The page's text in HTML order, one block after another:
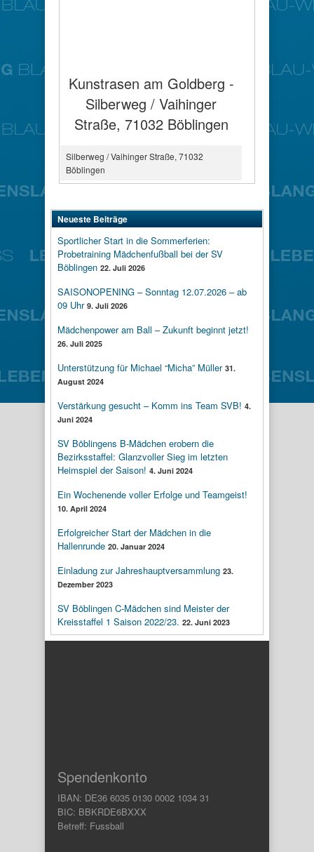
Kunstrasen am Goldberg -
Silberweg / Vaihinger
Straße, 71032 Böblingen
Silberweg / Vaihinger Straße, 71032
Böblingen
Neueste Beiträge
Sportlicher Start in die Sommerferien:
Probetraining Mädchenfußball bei der SV
Böblingen 22. Juli 2026
SAISONOPENING – Sonntag 12.07.2026 – ab
09 Uhr 9. Juli 2026
Mädchenpower am Ball – Zukunft beginnt jetzt!
26. Juli 2025
Unterstützung für Michael “Micha” Müller 31.
August 2024
Verstärkung gesucht – Komm ins Team SVB! 4.
Juni 2024
SV Böblingens B-Mädchen erobern die
Bezirksstaffel: Glanzvoller Sieg im letzten
Heimspiel der Saison! 4. Juni 2024
Ein Wochenende voller Erfolge und Teamgeist!
10. April 2024
Erfolgreicher Start der Mädchen in die
Hallenrunde 20. Januar 2024
Einladung zur Jahreshauptversammlung 23.
Dezember 2023
SV Böblingen C-Mädchen sind Meister der
Kreisstaffel 1 Saison 2022/23. 22. Juni 2023
Spendenkonto
IBAN: DE36 6035 0130 0002 1034 31
BIC: BBKRDE6BXXX
Betreff: Fussball